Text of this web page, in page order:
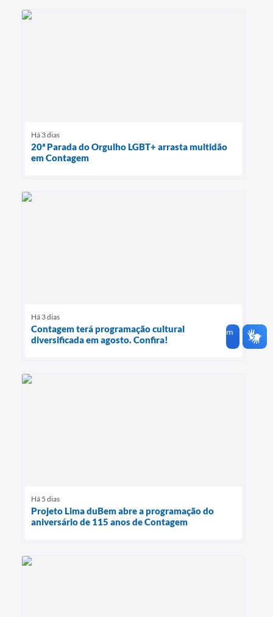
Há 3 dias
20ª Parada do Orgulho LGBT+ arrasta multidão
em Contagem
Há 3 dias
Contagem terá programação cultural
diversificada em agosto. Confira!
Há 5 dias
Projeto Lima duBem abre a programação do
aniversário de 115 anos de Contagem